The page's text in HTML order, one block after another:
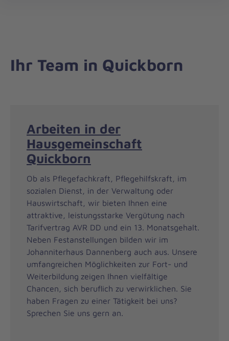
Ihr Team in Quickborn
Arbeiten in der
Hausgemeinschaft
Quickborn
Ob als Pflegefachkraft, Pflegehilfskraft, im
sozialen Dienst, in der Verwaltung oder
Hauswirtschaft, wir bieten Ihnen eine
attraktive, leistungsstarke Vergütung nach
Tarifvertrag AVR DD und ein 13. Monatsgehalt.
Neben Festanstellungen bilden wir im
Johanniterhaus Dannenberg auch aus. Unsere
umfangreichen Möglichkeiten zur Fort- und
Weiterbildung zeigen Ihnen vielfältige
Chancen, sich beruflich zu verwirklichen. Sie
haben Fragen zu einer Tätigkeit bei uns?
Sprechen Sie uns gern an.